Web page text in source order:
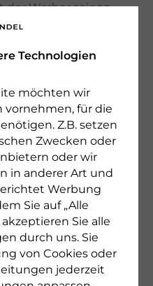
Technologien
möchten wir
vornehmen, für die
Z.B. setzen
Zwecken oder
oder wir
in anderer Art und
Werbung
Sie auf „Alle
Sie alle
durch uns. Sie
von Cookies oder
jederzeit
der Werber seinen
erhält den
möglich)
einsehen:
Login